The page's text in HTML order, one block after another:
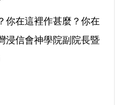
你在這裡作甚麼？你在
浸信會神學院副院長暨